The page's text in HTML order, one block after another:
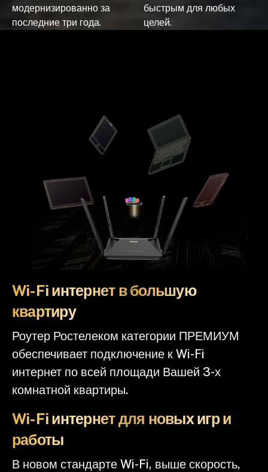
модернизированно за
последние три года.
быстрым для любых
целей.
Wi-Fi интернет в большую
квартиру
Роутер Ростелеком категории ПРЕМИУМ
обеспечивает подключение к Wi-Fi
интернет по всей площади Вашей 3-х
комнатной квартиры.
Wi-Fi интернет для новых игр и
работы
В новом стандарте Wi-Fi, выше скорость,